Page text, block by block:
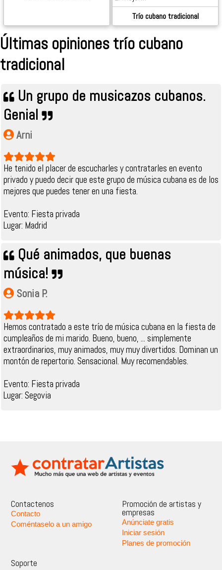
Trío cubano tradicional
Últimas opiniones trío cubano
tradicional
Un grupo de musicazos cubanos.
Genial
Arni
He tenido el placer de escucharles y contratarles en evento
privado y puedo decir que este grupo de música cubana es de los
mejores que puedes tener en una fiesta.
Evento: Fiesta privada
Lugar: Madrid
Qué animados, que buenas
música!
Sonia P.
Hemos contratado a este trío de música cubana en la fiesta de
cumpleaños de mi marido. Bueno, bueno, ... simplemente
extraordinarios, muy animados, muy muy divertidos. Dominan un
montón de repertorio. Sensacional. Muy recomendables.
Evento: Fiesta privada
Lugar: Segovia
Contactenos
Contacto
Coméntaselo a un amigo
Promoción de artistas y
empresas
Anúnciate gratis
Iniciar sesión
Planes de promoción
Soporte